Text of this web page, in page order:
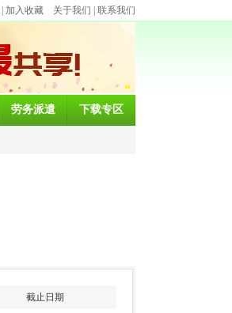
加入收藏 关于我们 联系我们
劳务派遣 下载专区
截止日期